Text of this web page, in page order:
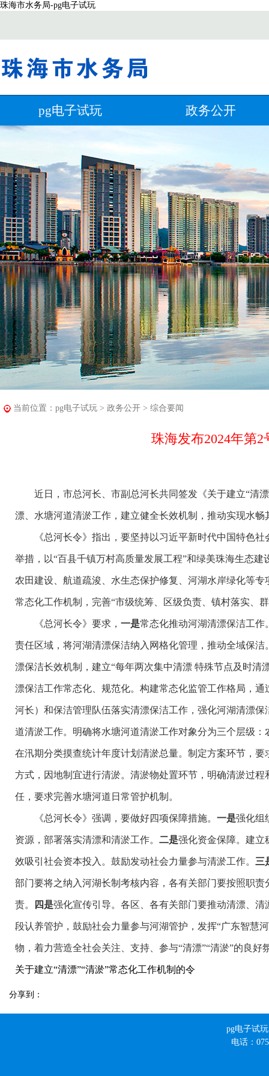
珠海市水务局-pg电子试玩
pg电子试玩 政务公开
当前位置： pg电子试玩 > 政务公开 > 综合要闻
珠海发布2024年第
近日，市总河长、市副总河长共同签发《关于建立“清漂
漂、水塘河道清淤工作，建立健全长效机制，推动实现水畅
《总河长令》指出，要坚持以习近平新时代中国特色社
举措，以“百县千镇万村高质量发展工程”和绿美珠海生态
农田建设、航道疏浚、水生态保护修复、河湖水岸绿化等
常态化工作机制，完善“市级统筹、区级负责、镇村落实、
《总河长令》要求， 一是常态化推动河湖清漂保洁工
责任区域，将河湖清漂保洁纳入网格化管理，推动全域保
漂保洁长效机制，建立“每年两次集中清漂 特殊节点及时清
漂保洁工作常态化、规范化。构建常态化监管工作格局，
河长）和保洁管理队伍落实清漂保洁工作，强化河湖清漂
道清淤工作。明确将水塘河道清淤工作对象分为三个层级
在汛期分类摸查统计年度计划清淤总量。制定方案环节，
方式，因地制宜进行清淤。清淤物处置环节，明确清淤过
任，要求完善水塘河道日常管护机制。
《总河长令》强调，要做好四项保障措施。 一是强化组
资源，部署落实清漂和清淤工作。 二是强化资金保障。建立
效吸引社会资本投入。鼓励发动社会力量参与清淤工作。 三
部门要将之纳入河湖长制考核内容，各有关部门要按照职
责。 四是强化宣传引导。各区、各有关部门要推动清漂、
段认养管护，鼓励社会力量参与河湖管护，发挥“广东智慧
物，着力营造全社会关注、支持、参与“清漂”“清淤”的良好
关于建立“清漂”“清淤”常态化工作机制的令
分享到：
pg电子试
电话：